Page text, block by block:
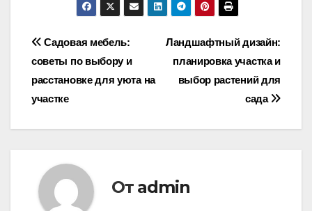
Навигация
по
записям
Ландшафтный дизайн:
планировка участка и
выбор растений для
сада
Садовая мебель:
советы по выбору и
расстановке для уюта на
участке
От admin